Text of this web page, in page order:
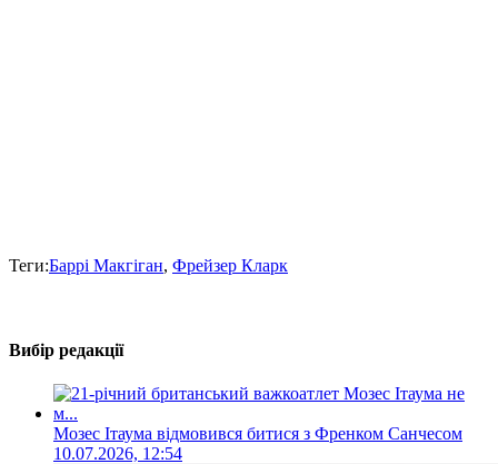
Теги:Баррі Макгіган, Фрейзер Кларк
Вибір редакції
Мозес Ітаума відмовився битися з Френком Санчесом
10.07.2026, 12:54